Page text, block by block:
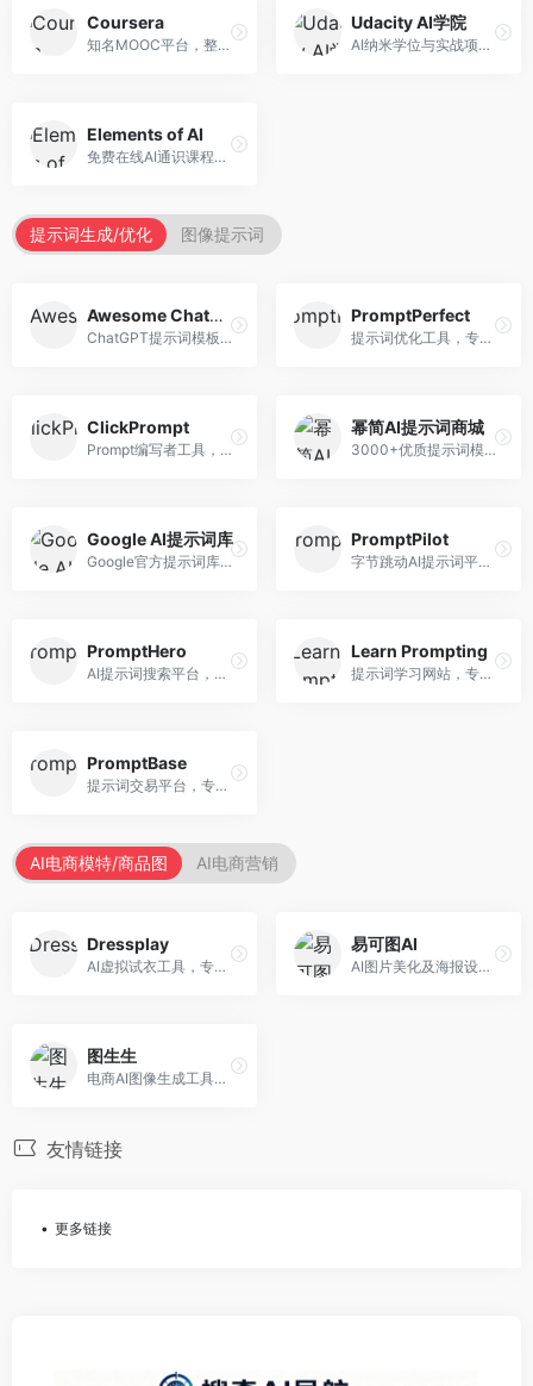
Coursera
知名MOOC平台，整合全球顶尖大学课程资源。面向学习者，提供AI、机器学习、深度学习等课程，证书认可度高，课程质量专业。
Udacity AI学院
AI纳米学位与实战项目平台，专注于职业导向学习。面向AI从业者，提供机器学习、深度学习、计算机视觉等纳米学位，项目实战性强。
Elements of AI
免费在线AI通识课程，专注于AI基础知识普及。面向普通大众，提供AI概念、原理、应用等入门知识，语言通俗易懂。
提示词生成/优化 图像提示词
Awesome ChatGPT Prompts
ChatGPT提示词模板库，专注于实用提示词收集。面向ChatGPT用户，提供提示词模板、使用场景、效果展示等资源，模板实用性强。
PromptPerfect
提示词优化工具，专注于提示词质量提升。面向AI用户，提供提示词优化、效果测试、版本对比等服务，提示词优化专业。
ClickPrompt
Prompt编写者工具，专注于提示词创作辅助。面向提示词创作者，提供提示词编辑、测试、分享等服务，创作工具完善。
幂简AI提示词商城
3000+优质提示词模板平台，专注于中文提示词。面向中文AI用户，提供提示词模板、分类检索、一键使用等服务，中文提示词丰富。
Google AI提示词库
Google官方提示词库，专注于Gemini模型优化。面向开发者，提供官方提示词指南、最佳实践、示例代码等资源，权威性强。
PromptPilot
字节跳动AI提示词平台，专注于提示词优化与管理。面向AI用户，提供提示词优化、效果测试、团队协作等服务，企业级功能完善。
PromptHero
AI提示词搜索平台，整合多种AI工具提示词资源。面向AI创作者，提供提示词搜索、模板库、社区分享等服务，提示词资源丰富。
Learn Prompting
提示词学习网站，专注于提示词工程教育。面向AI学习者，提供提示词教程、最佳实践、案例研究等资源，教学内容系统。
PromptBase
提示词交易平台，专注于高质量提示词买卖。面向AI创作者，提供提示词交易、模板购买、创作者收益等服务，提示词质量高。
AI电商模特/商品图 AI电商营销
Dressplay
AI虚拟试衣工具，专注于服装电商体验。面向服装电商，提供虚拟试穿、尺码推荐、穿搭建议等服务，试衣体验真实。
易可图AI
AI图片美化及海报设计平台，专注于电商视觉设计。面向电商卖家，提供图片美化、海报设计、营销素材等服务，设计效率高。
图生生
电商AI图像生成工具，专注于商品图创作。面向电商卖家，提供商品图生成、背景替换、批量处理等服务，商品图质量高。
友情链接
更多链接